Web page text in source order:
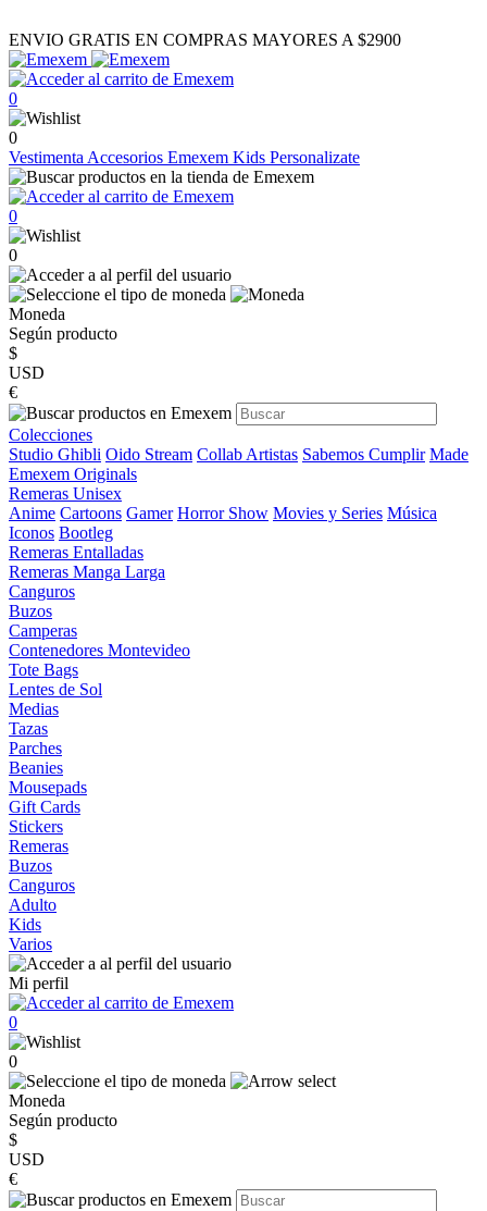
ENVIO GRATIS EN COMPRAS MAYORES A $2900
0
0
Vestimenta Accesorios Emexem Kids Personalizate
0
0
Moneda
Según producto
$
USD
€
Colecciones
Studio Ghibli Oido Stream Collab Artistas Sabemos Cumplir Made
Emexem Originals
Remeras Unisex
Anime Cartoons Gamer Horror Show Movies y Series Música
Iconos Bootleg
Remeras Entalladas
Remeras Manga Larga
Canguros
Buzos
Camperas
Contenedores Montevideo
Tote Bags
Lentes de Sol
Medias
Tazas
Parches
Beanies
Mousepads
Gift Cards
Stickers
Remeras
Buzos
Canguros
Adulto
Kids
Varios
Mi perfil
0
0
Moneda
Según producto
$
USD
€